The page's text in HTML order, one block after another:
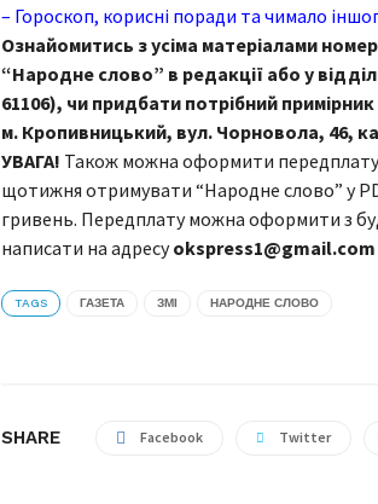
– Гороскоп, корисні поради та чимало
Ознайомитись з усіма матеріалами
“Народне слово” в редакції або у
61106), чи придбати потрібний
м. Кропивницький, вул. Чорновола, 46,
УВАГА! Також можна оформити
щотижня отримувати “Народне слово” у
гривень. Передплату можна оформити з
написати на адресуokspress1@gmail.com
TAGS ГАЗЕТА ЗМІ НАРОДНЕ СЛОВО
SHARE Facebook Twitter